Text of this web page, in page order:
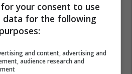
your consent to use
data for the following
purposes:
and content, advertising and
audience research and